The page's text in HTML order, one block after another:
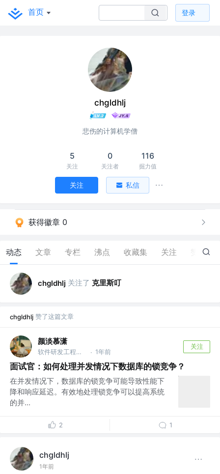
首页 登录
chgldhlj
悲伤的计算机学僧
5
关注
0
关注者
116
掘力值
关注 私信
获得徽章 0
动态 文章 专栏 沸点 收藏集 关注 12
chgldhlj 关注了 克里斯叮
chgldhlj 赞了这篇文章
颜淡慕潇
软件研发工程师 @稀土掘金 · 1年前
关注
面试官：如何处理并发情况下数据库的锁竞争？
在并发情况下，数据库的锁竞争可能导致性能下
降和响应延迟。有效地处理锁竞争可以提高系统
的并...
2 1
chgldhlj
1年前